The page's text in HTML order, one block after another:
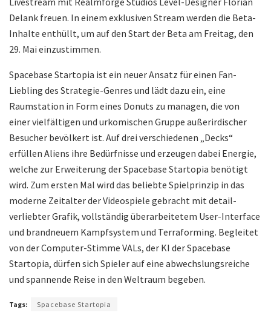
Delank freuen. In einem exklusiven Stream werden die Beta-
Inhalte enthüllt, um auf den Start der Beta am Freitag, den
29. Mai einzustimmen.
Spacebase Startopia ist ein neuer Ansatz für einen Fan-
Liebling des Strategie-Genres und lädt dazu ein, eine
Raumstation in Form eines Donuts zu managen, die von
einer vielfältigen und urkomischen Gruppe außerirdischer
Besucher bevölkert ist. Auf drei verschiedenen „Decks“
erfüllen Aliens ihre Bedürfnisse und erzeugen dabei Energie,
welche zur Erweiterung der Spacebase Startopia benötigt
wird. Zum ersten Mal wird das beliebte Spielprinzip in das
moderne Zeitalter der Videospiele gebracht mit detail-
verliebter Grafik, vollständig überarbeitetem User-Interface
und brandneuem Kampfsystem und Terraforming. Begleitet
von der Computer-Stimme VALs, der KI der Spacebase
Startopia, dürfen sich Spieler auf eine abwechslungsreiche
und spannende Reise in den Weltraum begeben.
Tags: Spacebase Startopia